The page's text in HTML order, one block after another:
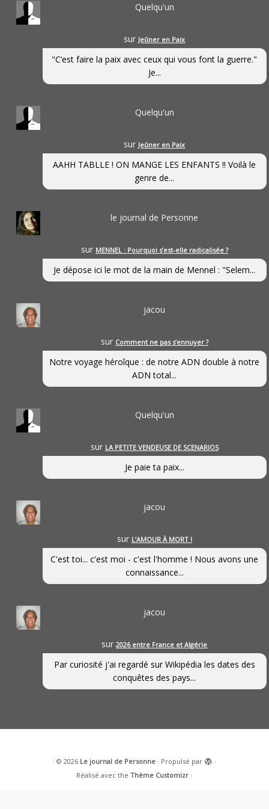
Quelqu'un
sur Jeûner en Paix
"C’est faire la paix avec ceux qui vous font la guerre."
Je...
Quelqu'un
sur Jeûner en Paix
AAHH TABLLE ! ON MANGE LES ENFANTS !! Voilà le
genre de...
le journal de Personne
sur MENNEL : Pourquoi s’est-elle radicalisée ?
Je dépose ici le mot de la main de Mennel : "Selem...
jacou
sur Comment ne pas s’ennuyer ?
Notre voyage héroîque : de notre ADN double à notre
ADN total...
Quelqu'un
sur LA PETITE VENDEUSE DE SCENARIOS
Je paie ta paix...
jacou
sur L’AMOUR À MORT !
C'est toi... c'est moi - c'est l'homme ! Nous avons une
connaissance...
jacou
sur2026 entre France et Algérie
Par curiosité j'ai regardé sur Wikipédia les dates des
conquêtes des pays...
· © 2026 Le journal de Personne· Propulsé par
·
Réalisé avec theThème Customizr ·